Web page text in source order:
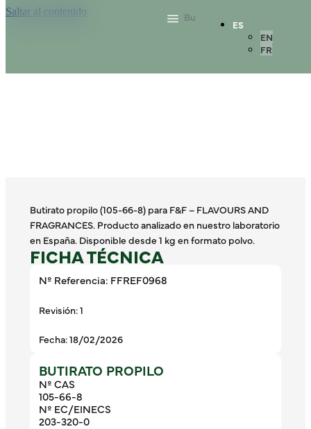
Saltar al contenido
ES
EN
FR
Butirato propilo (105-66-8) para F&F – FLAVOURS AND
FRAGRANCES. Producto analizado en nuestro laboratorio
en España. Disponible desde 1 kg en formato polvo.
FICHA TÉCNICA
Nº Referencia: FFREF0968
Revisión: 1
Fecha: 18/02/2026
BUTIRATO PROPILO
Nº CAS
105-66-8
Nº EC/EINECS
203-320-0